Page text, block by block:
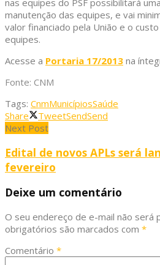
nas equipes do PSF possibilitará
manutenção das equipes, e vai
valor financiado pela União e o
equipes.
Acesse a Portaria 17/2013 na
Fonte: CNM
Tags: CnmMunicípiosSaúde
Share
TweetSendSend
Next Post
Edital de novos APLs será
fevereiro
Deixe um comentário
O seu endereço de e-mail não será
obrigatórios são marcados com *
Comentário *